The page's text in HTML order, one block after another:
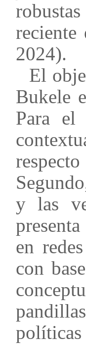
2024).
El
Bukele
Para
y las
en
con
políticas